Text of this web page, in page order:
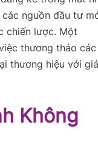
nguồn đầu tư
chiến lược. Một
thương thảo các
thương hiệu với
Không